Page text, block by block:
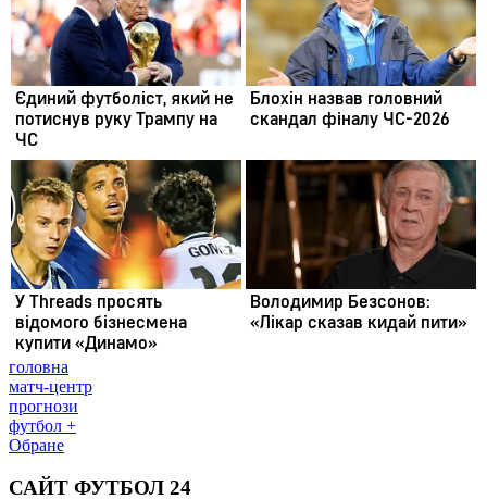
головна
матч-центр
прогнози
футбол +
Обране
САЙТ ФУТБОЛ 24